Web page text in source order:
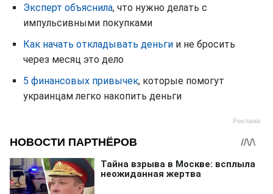
Эксперт объяснила, что нужно делать с
импульсивными покупками
Как начать откладывать деньги и не бросить
через месяц это дело
5 финансовых привычек, которые помогут
украинцам легко накопить деньги